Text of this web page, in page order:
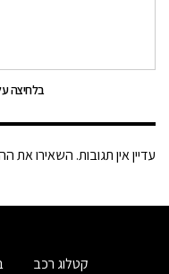
בלחיצה
עדיין אין תגובות. השאירו את
קטלוג רכב